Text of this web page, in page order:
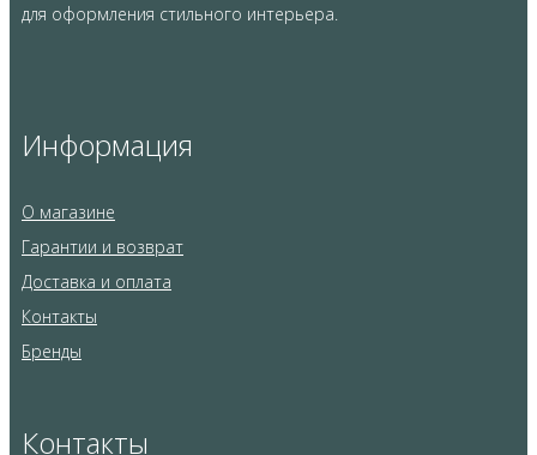
для оформления стильного интерьера.
Информация
О магазине
Гарантии и возврат
Доставка и оплата
Контакты
Бренды
Контакты